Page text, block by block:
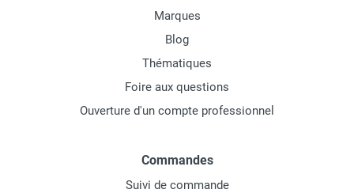
Marques
Blog
Thématiques
Foire aux questions
Ouverture d'un compte professionnel
Commandes
Suivi de commande